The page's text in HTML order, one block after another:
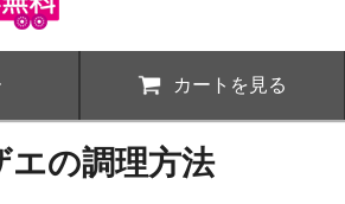
カートを見る
エの調理方法